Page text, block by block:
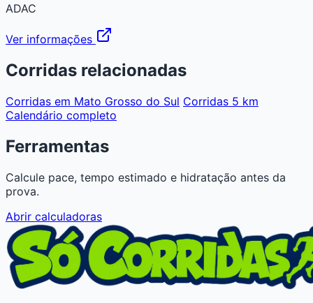
ADAC
Ver informações
Corridas relacionadas
Corridas em Mato Grosso do Sul Corridas 5 km
Calendário completo
Ferramentas
Calcule pace, tempo estimado e hidratação antes da
prova.
Abrir calculadoras